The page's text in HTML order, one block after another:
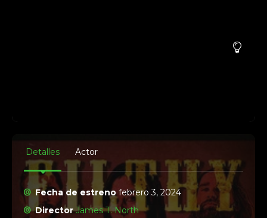
Detalles Actor
Fecha de estrenofebrero 3, 2024
Director James T. North